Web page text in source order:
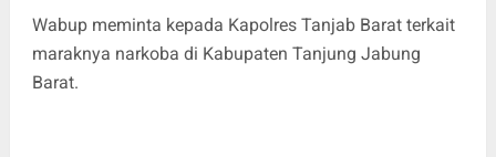
Wabup meminta kepada Kapolres Tanjab Barat terkait
maraknya narkoba di Kabupaten Tanjung Jabung
Barat.